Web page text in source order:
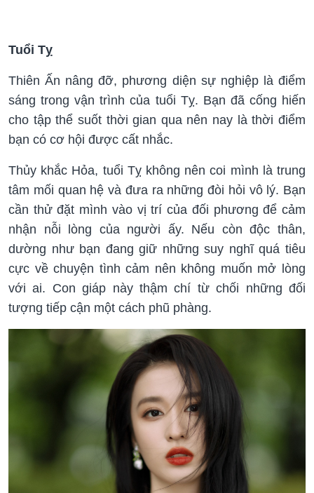
Tuổi Tỵ
Thiên Ấn nâng đỡ, phương diện sự nghiệp là điểm
sáng trong vận trình của tuổi Tỵ. Bạn đã cống hiến
cho tập thể suốt thời gian qua nên nay là thời điểm
bạn có cơ hội được cất nhắc.
Thủy khắc Hỏa, tuổi Tỵ không nên coi mình là trung
tâm mối quan hệ và đưa ra những đòi hỏi vô lý. Bạn
cần thử đặt mình vào vị trí của đối phương để cảm
nhận nỗi lòng của người ấy. Nếu còn độc thân,
dường như bạn đang giữ những suy nghĩ quá tiêu
cực về chuyện tình cảm nên không muốn mở lòng
với ai. Con giáp này thậm chí từ chối những đối
tượng tiếp cận một cách phũ phàng.